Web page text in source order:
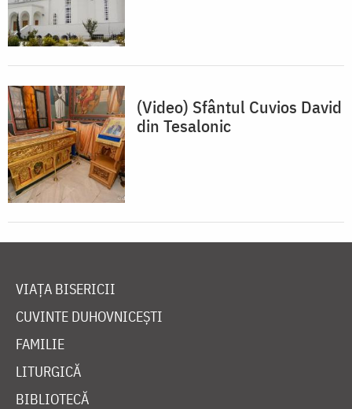
(Video) Sfântul Cuvios David
din Tesalonic
VIAȚA BISERICII
CUVINTE DUHOVNICEȘTI
FAMILIE
LITURGICĂ
BIBLIOTECĂ